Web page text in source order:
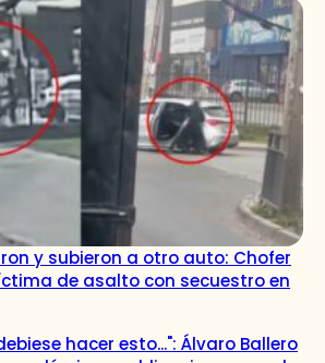
y subieron a otro auto: Chofer
de asalto con secuestro en
hacer esto...": Álvaro Ballero